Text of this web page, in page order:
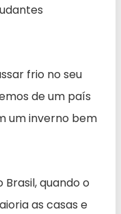
frio no seu
de um país
um inverno bem
quando o
as casas e